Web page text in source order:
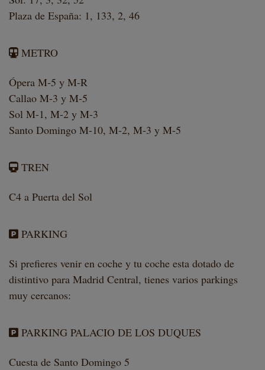
Plaza de España: 1, 133, 2, 46
METRO
Ópera M-5 y M-R
Callao M-3 y M-5
Sol M-1, M-2 y M-3
Santo Domingo M-10, M-2, M-3 y M-5
TREN
C4 a Puerta del Sol
PARKING
Si prefieres venir en coche y tu coche esta dotado de
distintivo para Madrid Central, tienes varios parkings
muy cercanos:
PARKING PALACIO DE LOS DUQUES
Cuesta de Santo Domingo 5